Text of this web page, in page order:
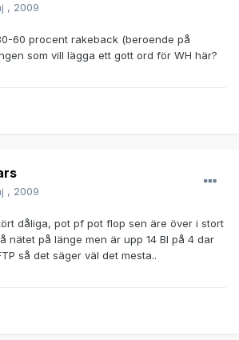
, 2009
60 procent rakeback (beroende på
som vill lägga ett gott ord för WH här?
, 2009
dåliga, pot pf pot flop sen äre över i stort
nätet på länge men är upp 14 BI på 4 dar
så det säger väl det mesta..